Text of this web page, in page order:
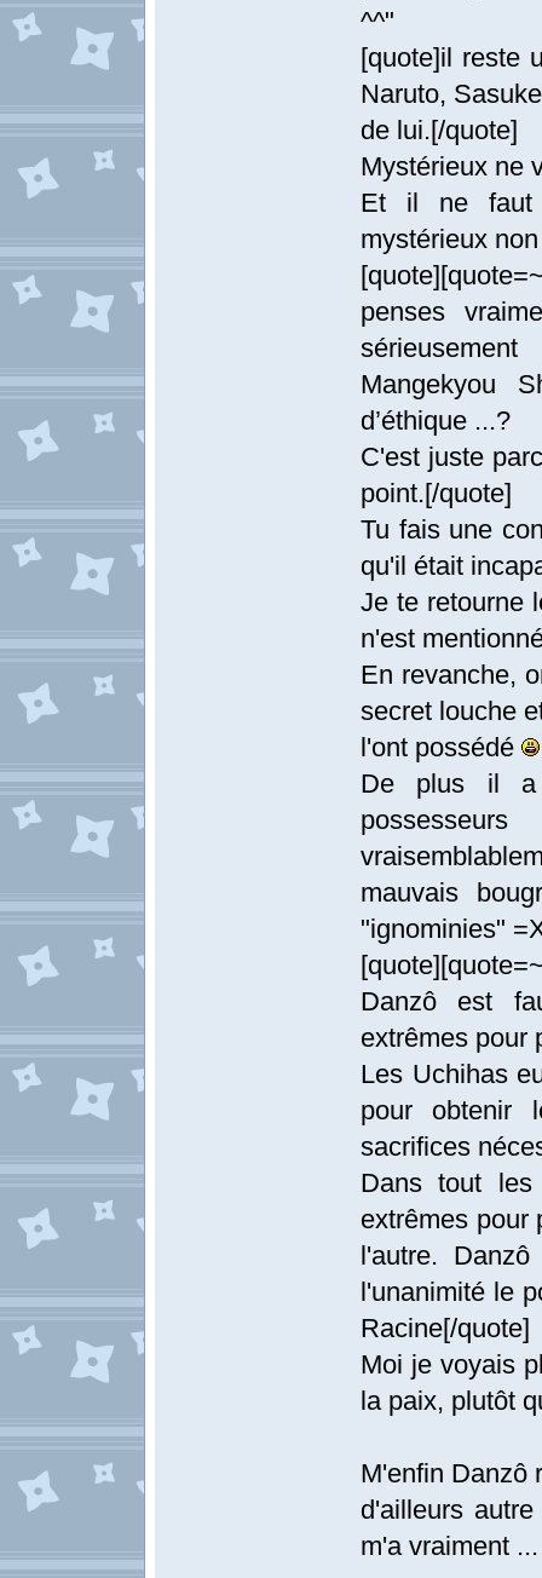
^^"
[quote]il reste
Naruto,
de lui.[/quote]
Mystérieux ne
Et il ne faut
mystérieux
penses
Mangekyou
d’éthique ...?
C'est juste
point.[/quote]
Tu fais une
qu'il était
Je te retourne
n'est
En revanche,
secret louche
l'ont possédé
De plus il a
mauvais
"ignominies"
Danzô est
extrêmes pour
Les Uchihas
pour obtenir
sacrifices
Dans tout
extrêmes pour
l'autre.
l'unanimité le
Racine[/quote]
Moi je voyais
la paix, plutôt
M'enfin Danzô
d'ailleurs
m'a vraiment